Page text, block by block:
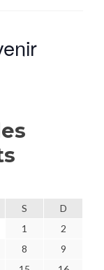
S
D
1
2
8
9